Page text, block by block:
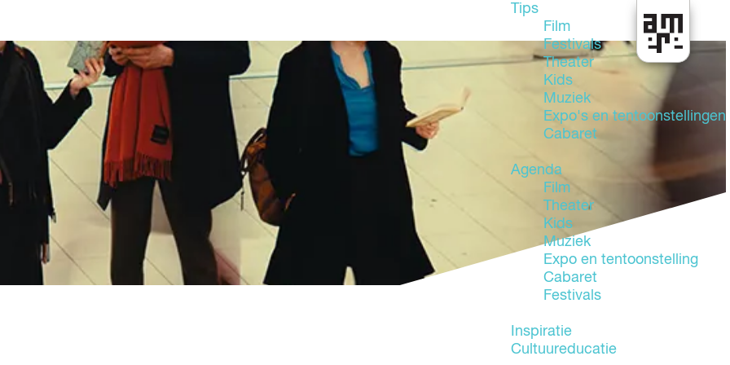
U
i
A
m
Tips
Film
Festivals
Theater
Kids
Muziek
Expo's en tentoonstellingen
Cabaret
Agenda
Film
Theater
Kids
Muziek
Expo en tentoonstelling
Cabaret
Festivals
Inspiratie
Cultuureducatie